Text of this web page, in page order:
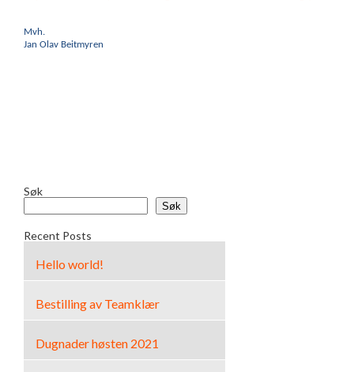
Mvh.
Jan Olav Beitmyren
Søk
Søk
Recent Posts
Hello world!
Bestilling av Teamklær
Dugnader høsten 2021